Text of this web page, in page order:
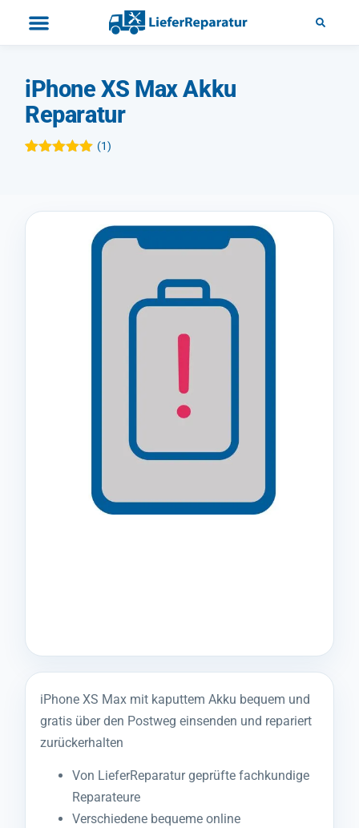
iPhone XS Max Akku
Reparatur
Kundenbewertung
(1)
iPhone XS Max mit kaputtem Akku bequem und
gratis über den Postweg einsenden und repariert
zurückerhalten
Von LieferReparatur geprüfte fachkundige
Reparateure
Verschiedene bequeme online